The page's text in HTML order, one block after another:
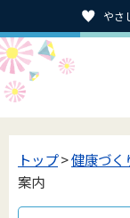
やさ
トップ>健康づく
案内